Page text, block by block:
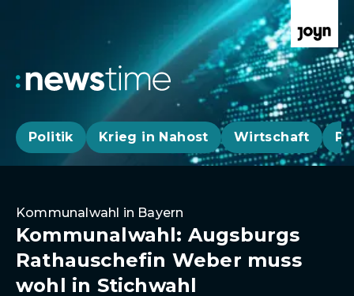
Politik Krieg in Nahost Wirtschaft
Kommunalwahl in Bayern
Kommunalwahl: Augsburgs
Rathauschefin Weber muss
wohl in Stichwahl